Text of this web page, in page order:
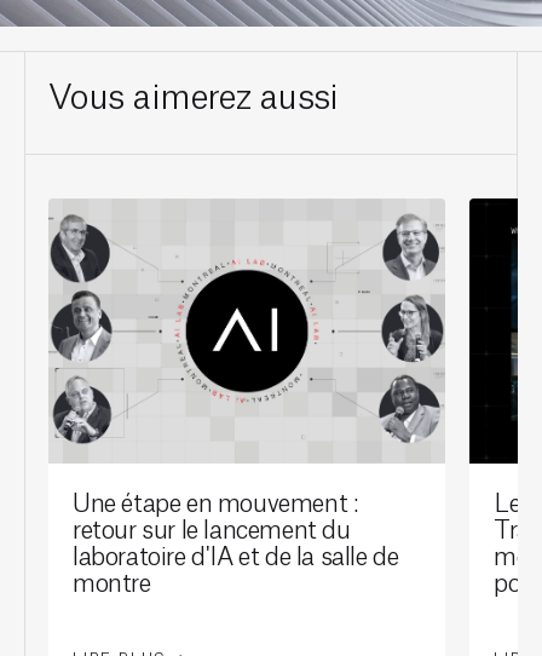
Vous aimerez aussi
Une étape en mouvement :
retour sur le lancement du
laboratoire d'IA et de la salle de
montre
Le